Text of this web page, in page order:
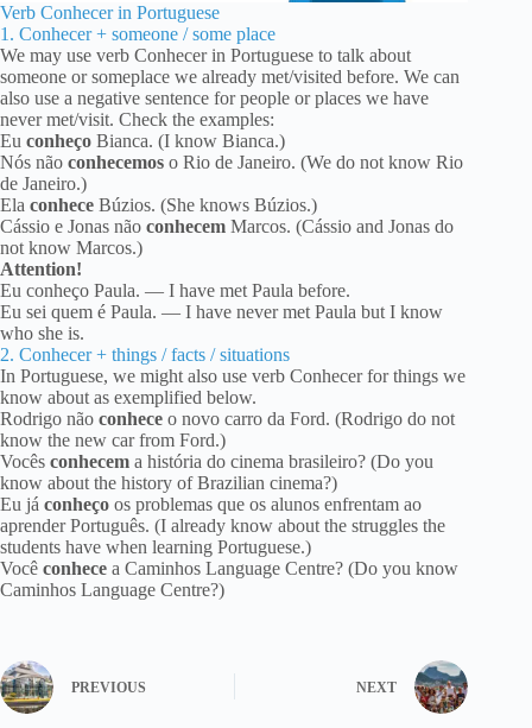
Verb Conhecer in Portuguese
1. Conhecer + someone / some place
We may use verb Conhecer in Portuguese to talk about
someone or someplace we already met/visited before. We can
also use a negative sentence for people or places we have
never met/visit. Check the examples:
Eu conheço Bianca. (I know Bianca.)
Nós não conhecemos o Rio de Janeiro. (We do not know Rio
de Janeiro.)
Ela conhece Búzios. (She knows Búzios.)
Cássio e Jonas não conhecem Marcos. (Cássio and Jonas do
not know Marcos.)
Attention!
Eu conheço Paula. — I have met Paula before.
Eu sei quem é Paula. — I have never met Paula but I know
who she is.
2. Conhecer + things / facts / situations
In Portuguese, we might also use verb Conhecer for things we
know about as exemplified below.
Rodrigo não conhece o novo carro da Ford. (Rodrigo do not
know the new car from Ford.)
Vocês conhecem a história do cinema brasileiro? (Do you
know about the history of Brazilian cinema?)
Eu já conheço os problemas que os alunos enfrentam ao
aprender Português. (I already know about the struggles the
students have when learning Portuguese.)
Você conhece a Caminhos Language Centre? (Do you know
Caminhos Language Centre?)
PREVIOUS NEXT